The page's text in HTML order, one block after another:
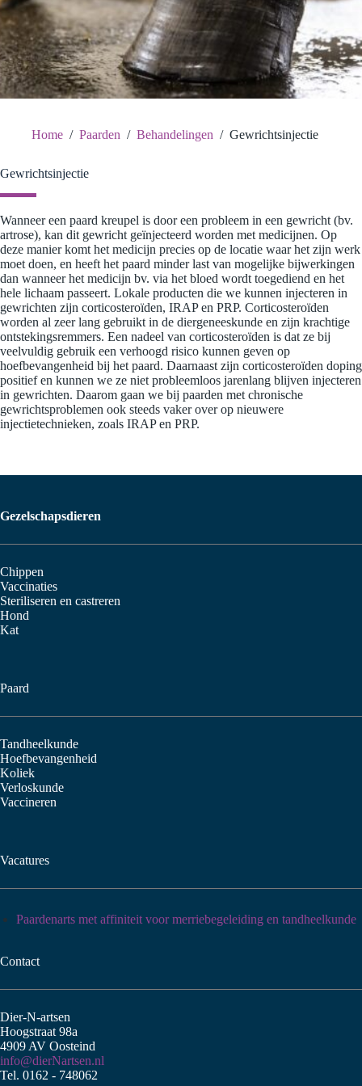
Home / Paarden / Behandelingen / Gewrichtsinjectie
Gewrichtsinjectie
Wanneer een paard kreupel is door een probleem in een gewricht (bv.
artrose), kan dit gewricht geïnjecteerd worden met medicijnen. Op
deze manier komt het medicijn precies op de locatie waar het zijn werk
moet doen, en heeft het paard minder last van mogelijke bijwerkingen
dan wanneer het medicijn bv. via het bloed wordt toegediend en het
hele lichaam passeert. Lokale producten die we kunnen injecteren in
gewrichten zijn corticosteroïden, IRAP en PRP. Corticosteroïden
worden al zeer lang gebruikt in de diergeneeskunde en zijn krachtige
ontstekingsremmers. Een nadeel van corticosteroïden is dat ze bij
veelvuldig gebruik een verhoogd risico kunnen geven op
hoefbevangenheid bij het paard. Daarnaast zijn corticosteroïden doping
positief en kunnen we ze niet probleemloos jarenlang blijven injecteren
in gewrichten. Daarom gaan we bij paarden met chronische
gewrichtsproblemen ook steeds vaker over op nieuwere
injectietechnieken, zoals IRAP en PRP.
Gezelschapsdieren
Chippen
Vaccinaties
Steriliseren en castreren
Hond
Kat
Paard
Tandheelkunde
Hoefbevangenheid
Koliek
Verloskunde
Vaccineren
Vacatures
Paardenarts met affiniteit voor merriebegeleiding en tandheelkunde
Contact
Dier-N-artsen
Hoogstraat 98a
4909 AV Oosteind
info@dierNartsen.nl
Tel. 0162 - 748062